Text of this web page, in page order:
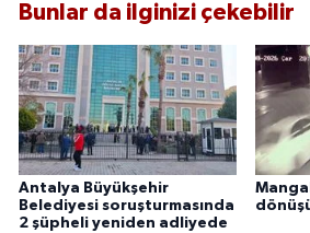
Bunlar da ilginizi çekebilir
Antalya Büyükşehir
Belediyesi soruşturmasında
2 şüpheli yeniden adliyede